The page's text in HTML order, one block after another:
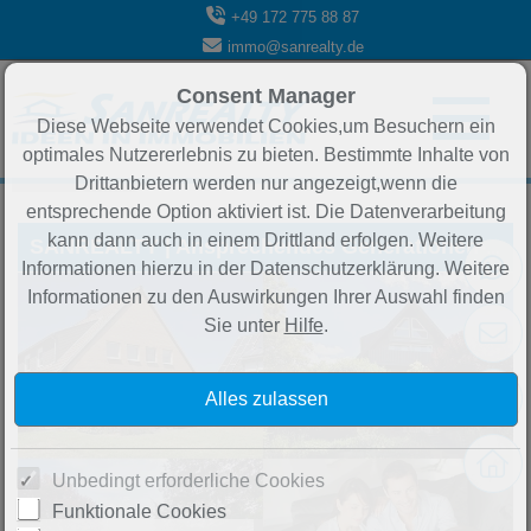
+49 172 775 88 87
immo@sanrealty.de
-- bitte wählen --
Consent Manager
Diese Webseite verwendet Cookies,um Besuchern ein
optimales Nutzererlebnis zu bieten. Bestimmte Inhalte von
Drittanbietern werden nur angezeigt,wenn die
entsprechende Option aktiviert ist. Die Datenverarbeitung
kann dann auch in einem Drittland erfolgen. Weitere
Informationen hierzu in der Datenschutzerklärung. Weitere
Informationen zu den Auswirkungen Ihrer Auswahl finden
Sie unter Hilfe.
Unbedingt erforderliche Cookies
Funktionale Cookies